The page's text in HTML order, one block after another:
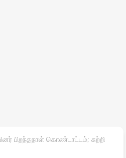
பிறந்தநாள் கொண்டாட்டம்; சுற்றி